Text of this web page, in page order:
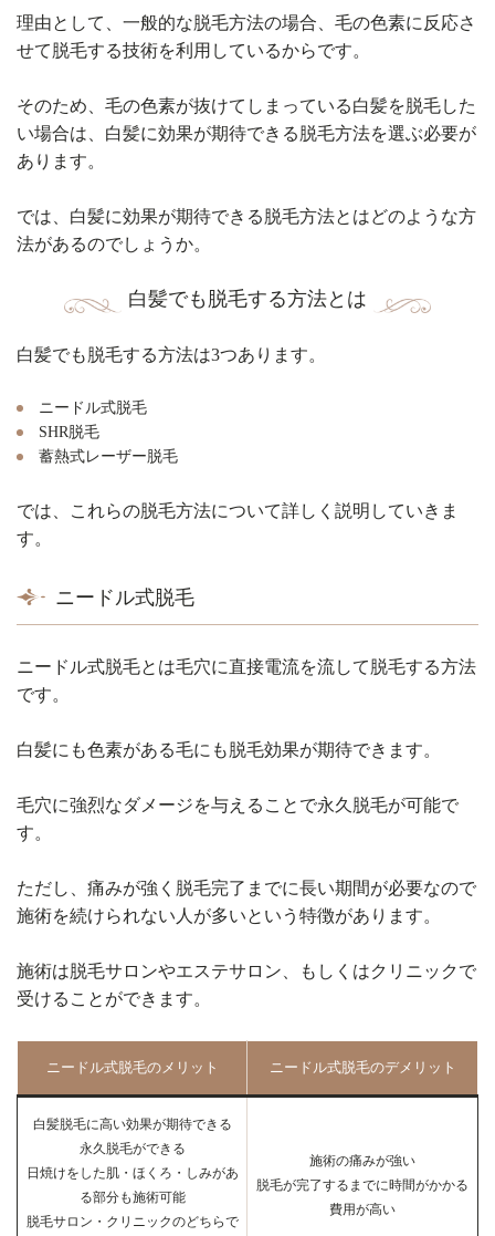
理由として、一般的な脱毛方法の場合、毛の色素に反応さ
せて脱毛する技術を利用しているからです。
そのため、毛の色素が抜けてしまっている白髪を脱毛した
い場合は、白髪に効果が期待できる脱毛方法を選ぶ必要が
あります。
では、白髪に効果が期待できる脱毛方法とはどのような方
法があるのでしょうか。
白髪でも脱毛する方法とは
白髪でも脱毛する方法は3つあります。
ニードル式脱毛
SHR脱毛
蓄熱式レーザー脱毛
では、これらの脱毛方法について詳しく説明していきま
す。
ニードル式脱毛
ニードル式脱毛とは毛穴に直接電流を流して脱毛する方法
です。
白髪にも色素がある毛にも脱毛効果が期待できます。
毛穴に強烈なダメージを与えることで永久脱毛が可能で
す。
ただし、痛みが強く脱毛完了までに長い期間が必要なので
施術を続けられない人が多いという特徴があります。
施術は脱毛サロンやエステサロン、もしくはクリニックで
受けることができます。
ニードル式脱毛のメリット ニードル式脱毛のデメリット
白髪脱毛に高い効果が期待できる
永久脱毛ができる
日焼けをした肌・ほくろ・しみがあ
る部分も施術可能
脱毛サロン・クリニックのどちらで
施術の痛みが強い
脱毛が完了するまでに時間がかかる
費用が高い